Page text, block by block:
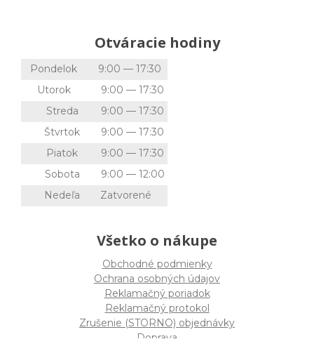
Otváracie hodiny
Pondelok
9:00 — 17:30
Utorok
9:00 — 17:30
Streda
9:00 — 17:30
Štvrtok
9:00 — 17:30
Piatok
9:00 — 17:30
Sobota
9:00 — 12:00
Nedeľa
Zatvorené
Všetko o nákupe
Obchodné podmienky
Ochrana osobných údajov
Reklamačný poriadok
Reklamačný protokol
Zrušenie (STORNO) objednávky